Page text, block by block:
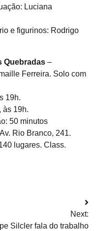
Luciana
e figurinos: Rodrigo
Quebradas –
Ferreira. Solo com
19h.
às 19h.
50 minutos
Rio Branco, 241.
lugares. Class.
Next:
Silcler fala do trabalho